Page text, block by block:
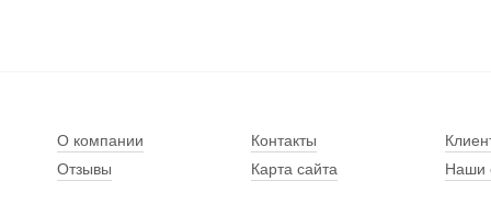
О компании Контакты
Отзывы
Карта сайта Наши